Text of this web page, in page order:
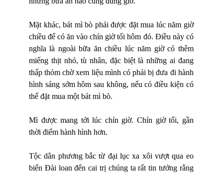
Mặt khác, bát mì bò phải được đặt mua lúc năm giờ
chiều để có ăn vào chín giờ tối hôm đó. Điều này có
nghĩa là ngoài bữa ăn chiều lúc năm giờ có thêm
miếng thịt nhỏ, tù nhân, đặc biệt là những ai đang
thấp thỏm chờ xem liệu mình có phải bị đưa đi hành
hình sáng sớm hôm sau không, nếu có điều kiện có
thể đặt mua một bát mì bò.
Mì được mang tới lúc chín giờ. Chín giờ tối, gần
thời điểm hành hình hơn.
Tộc dân phương bắc từ đại lục xa xôi vượt qua eo
biển Đài loan đến cai trị chúng ta rất tin tưởng rằng